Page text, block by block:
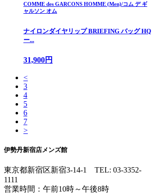
COMME des GARCONS HOMME (Men)/コム デ ギ
ャルソン オム
ナイロンダイヤリップ BRIEFING バッグ HQ
ー...
31,900円
<
3
4
5
6
7
>
伊勢丹新宿店メンズ館
東京都新宿区新宿3-14-1 TEL: 03-3352-
1111
営業時間：午前10時～午後8時